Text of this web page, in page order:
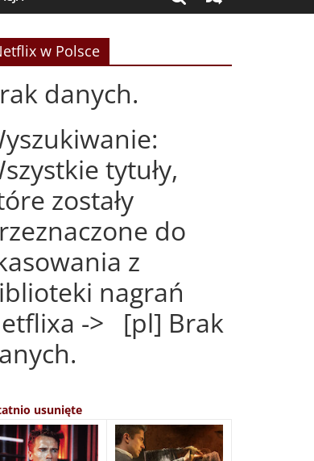
w Polsce
danych.
tytuły,
zostały
do
z
nagrań
-> [pl] Brak
usunięte